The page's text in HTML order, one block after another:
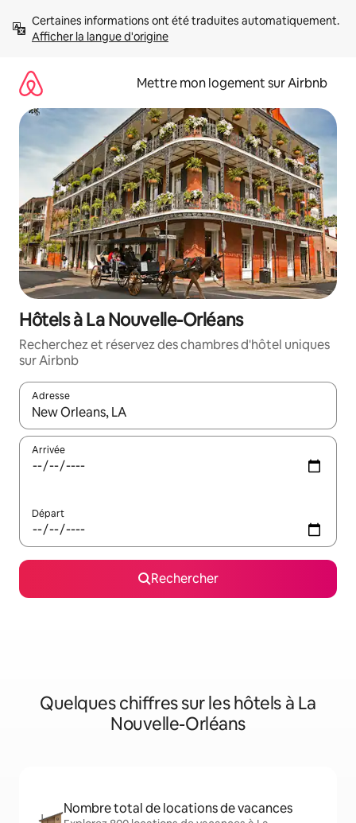
directement
Afficher la langue d'origine
Mettre mon logement sur Airbnb
Hôtels à La Nouvelle-Orléans
Recherchez et réservez des chambres d'hôtel uniques
sur Airbnb
Adresse
Lorsque les résultats s'affichent, utilisez les flèches vers le
Arrivée
Départ
Rechercher
Quelques chiffres sur les hôtels à La
Nouvelle-Orléans
Nombre total de locations de vacances